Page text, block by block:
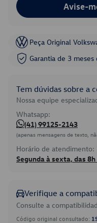
Avise-
Peça Original
Garantia de 3
Tem dúvidas sobre a
Nossa equipe
Whatsapp:
(41) 99125-2143
(apenas mensagens de texto,
Horário de atendimento:
Segunda à sexta, das 8h
Verifique a
Consulte a
Código original consultado: